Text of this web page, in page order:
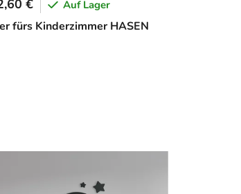
fürs Kinderzimmer HASEN
€ Auf Lager